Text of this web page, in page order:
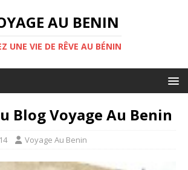
AU BENIN
UNE VIE DE RÊVE AU BÉNIN
Blog Voyage Au Benin
Voyage Au Benin